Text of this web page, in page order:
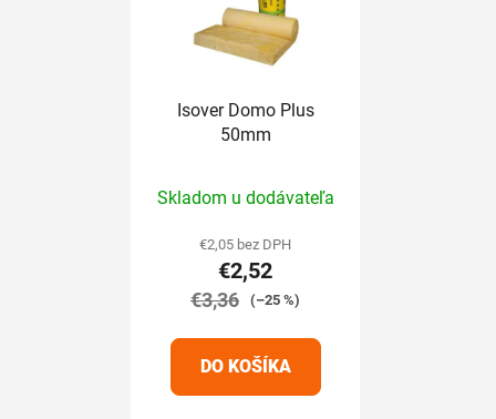
Isover Domo Plus
50mm
hodnotenie
produktu
je
5,0
5
hviezdičiek.
Skladom u dodávateľa
€2,05 bez DPH
€2,52
€3,36 (–25 %)
DO KOŠÍKA